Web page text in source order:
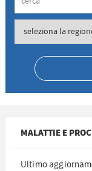
MALATTIE E
Ultimo